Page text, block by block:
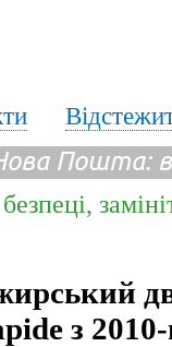
Пошта:
з 2010-